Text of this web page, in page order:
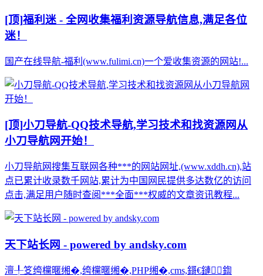
[顶]福利迷 - 全网收集福利资源导航信息,满足各位
迷！
国产在线导航-福利(www.fulimi.cn)一个爱收集资源的网站!...
[顶]小刀导航-QQ技术导航,学习技术和找资源网从
小刀导航网开始！
小刀导航网搜集互联网各种***的网站网址,(www.xddh.cn),站
点已累计收录数千网站,累计为中国网民提供多达数亿的访问
点击,满足用户随时查阅***全面***权威的文章资讯教程...
天下站长网 - powered by andsky.com
澶╀笅绔欓暱缃�,绔欓暱缃�,PHP缃�,cms,鎶€鏈鍧